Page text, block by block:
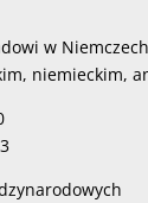
w
niemieckim,